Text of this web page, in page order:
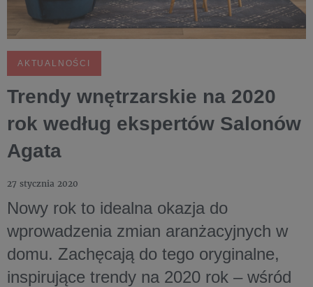
AKTUALNOŚCI
Trendy wnętrzarskie na 2020
rok według ekspertów Salonów
Agata
27 stycznia 2020
Nowy rok to idealna okazja do
wprowadzenia zmian aranżacyjnych w
domu. Zachęcają do tego oryginalne,
inspirujące trendy na 2020 rok – wśród